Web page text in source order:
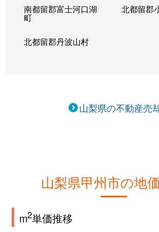
南都留郡富士河口湖
町
北都留郡
北都留郡丹波山村
山梨県の不動産売
山梨県甲州市の地
m2単価推移